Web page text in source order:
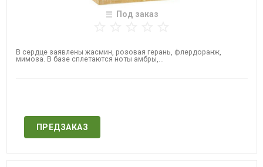
Под заказ
В сердце заявлены жасмин, розовая герань, флердоранж,
мимоза. В базе сплетаются ноты амбры,...
ПРЕДЗАКАЗ